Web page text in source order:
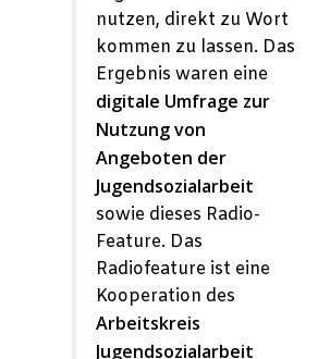
nutzen, direkt zu Wort
kommen zu lassen. Das
Ergebnis waren eine
digitale Umfrage zur
Nutzung von
Angeboten der
Jugendsozialarbeit
sowie dieses Radio-
Feature. Das
Radiofeature ist eine
Kooperation des
Arbeitskreis
Jugendsozialarbeit